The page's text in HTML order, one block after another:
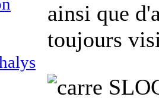
ainsi que
toujours